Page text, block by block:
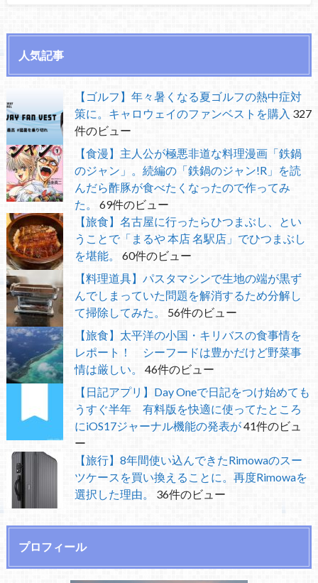
人気記事
【ゴルフ】年々暑くなる夏ゴルフの熱中症対
策に。キャロウェイのファンベストを購入 327
件のビュー
【食漫】主人公が極悪非道な料理漫画「鉄鍋
のジャン」。続編の「鉄鍋のジャン!R」を読
んだら酢豚が食べたくなったので作ってみ
た。
69件のビュー
【旅食】名古屋に行ったらひつまぶし、とい
うことで「まるや 本店 名駅店」でひつまぶし
を堪能。
60件のビュー
【料理道具】パスタマシンで生地の端が黒ず
んでしまっていた問題を解消するため分解し
て掃除してみた。
56件のビュー
【旅食】太平洋の小国・キリバスの食事情を
レポート！ シーフードは豊かだけど野菜事
情は厳しい。
46件のビュー
【日記アプリ】Day Oneで日記をつけ始めても
うすぐ半年 有料版を快適に使ってたところ
にiOS17ジャーナル機能の発表が41件のビュ
ー
【旅行】8年間使い込んできたRimowaのスー
ツケースを買い換えることに。再度Rimowaを
選択した理由。
36件のビュー
プロフィール